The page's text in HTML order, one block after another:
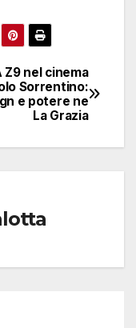
Z9 nel cinema
Sorrentino:
e potere ne
La Grazia